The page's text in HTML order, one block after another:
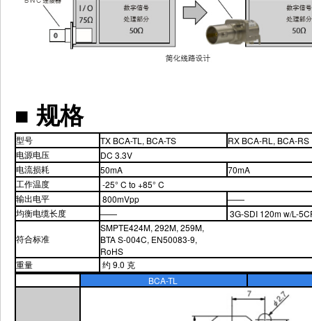
■ 规格
型号 TX BCA-TL, BCA-TS
RX BCA-RL, BCA-RS
电源电压
DC 3.3V
电流损耗
50mA
70mA
工作温度
-25° C to +85° C
输出电平
800mVpp
——
均衡电缆长度
—— 3G-SDI 120m w/L-
符合标准
SMPTE424M, 292M, 259M,
BTA S-004C, EN50083-9,
RoHS
重量
约 9.0 克
BCA-TL